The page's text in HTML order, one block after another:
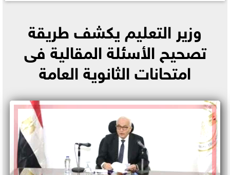
وزير التعليم يكشف طريقة
تصحيح الأسئلة المقالية فى
امتحانات الثانوية العامة